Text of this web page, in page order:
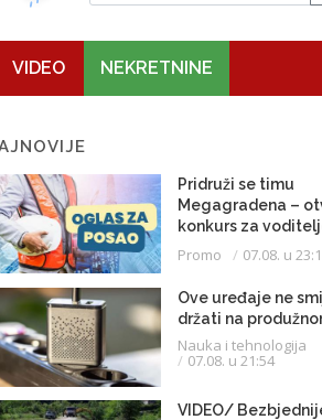
VIDEO NEKRETNINE
Pridruži se timu
Megagradena –
konkurs za
gradilišta
Promo 07.08. u
Ove uređaje ne
držati na
Nauka i tehnologija
07.08. u 21:54
VIDEO/